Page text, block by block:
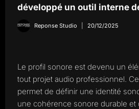
développé un outil interne
Reponse Studio 20/12/2025
Le profil sonore est devenu un
tout projet audio professionnel.
permet de définir une identité
une cohérence sonore durable et